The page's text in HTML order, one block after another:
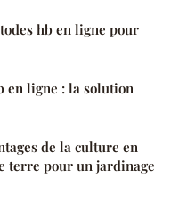
hb en ligne pour
en ligne : la solution
de la culture en
terre pour un jardinage